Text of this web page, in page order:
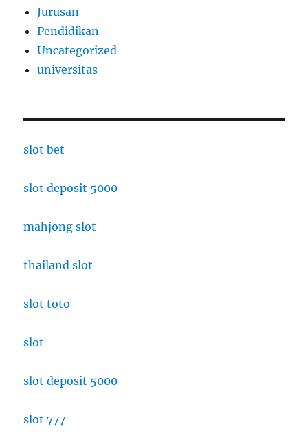
Jurusan
Pendidikan
Uncategorized
universitas
slot bet
slot deposit 5000
mahjong slot
thailand slot
slot toto
slot
slot deposit 5000
slot 777